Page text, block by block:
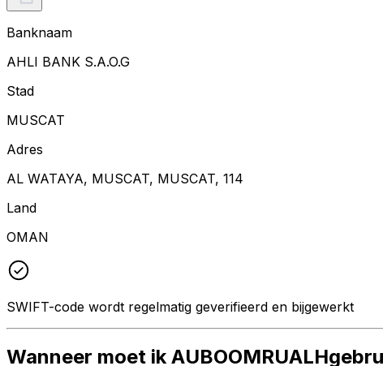
Banknaam
AHLI BANK S.A.O.G
Stad
MUSCAT
Adres
AL WATAYA, MUSCAT, MUSCAT, 114
Land
OMAN
SWIFT-code wordt regelmatig geverifieerd en bijgewerkt
Wanneer moet ik